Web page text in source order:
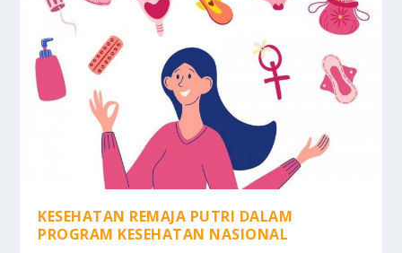
KESEHATAN REMAJA PUTRI DALAM
PROGRAM KESEHATAN NASIONAL